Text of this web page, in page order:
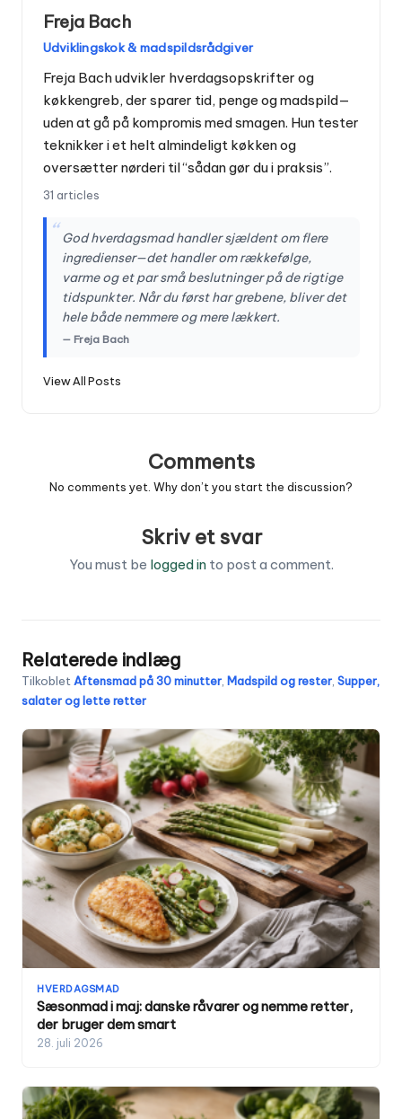
Freja Bach
Udviklingskok & madspildsrådgiver
Freja Bach udvikler hverdagsopskrifter og
køkkengreb, der sparer tid, penge og madspild—
uden at gå på kompromis med smagen. Hun tester
teknikker i et helt almindeligt køkken og
oversætter nørderi til “sådan gør du i praksis”.
31 articles
“ God hverdagsmad handler sjældent om flere
ingredienser—det handler om rækkefølge,
varme og et par små beslutninger på de rigtige
tidspunkter. Når du først har grebene, bliver det
hele både nemmere og mere lækkert.
— Freja Bach
View All Posts
Comments
No comments yet. Why don’t you start the discussion?
Skriv et svar
You must be logged into post a comment.
Relaterede indlæg
TilkobletAftensmad på 30 minutter, Madspild og rester, Supper,
salater og lette retter
HVERDAGSMAD
Sæsonmad i maj: danske råvarer og nemme retter,
der bruger dem smart
28. juli 2026